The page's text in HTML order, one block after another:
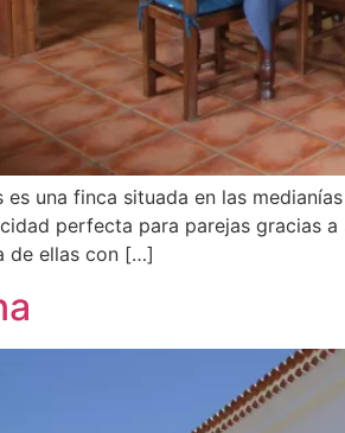
es una finca situada en las
perfecta para parejas gracias
de ellas con […]